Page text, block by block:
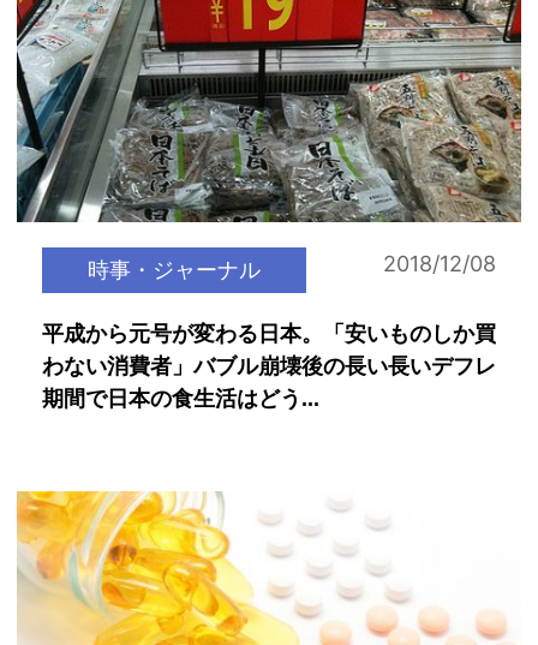
時事・ジャーナル 2018/12/08
平成から元号が変わる日本。「安いものしか買
わない消費者」バブル崩壊後の長い長いデフレ
期間で日本の食生活はどう...